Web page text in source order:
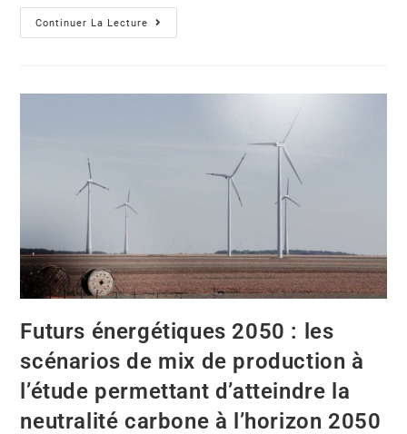
Continuer La Lecture
Futurs énergétiques 2050 : les
scénarios de mix de production à
l’étude permettant d’atteindre la
neutralité carbone à l’horizon 2050